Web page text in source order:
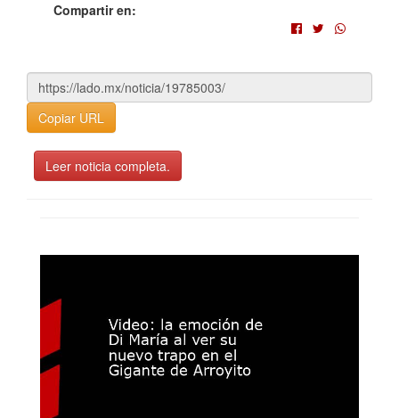
Compartir en:
Copiar URL
Leer noticia completa.